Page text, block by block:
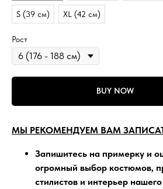
S (39 см) XL (42 см)
Рост
BUY NOW
МЫ РЕКОМЕНДУЕМ ВАМ
Запишитесь на примерку и
огромный выбор костюмов,
стилистов и интерьер